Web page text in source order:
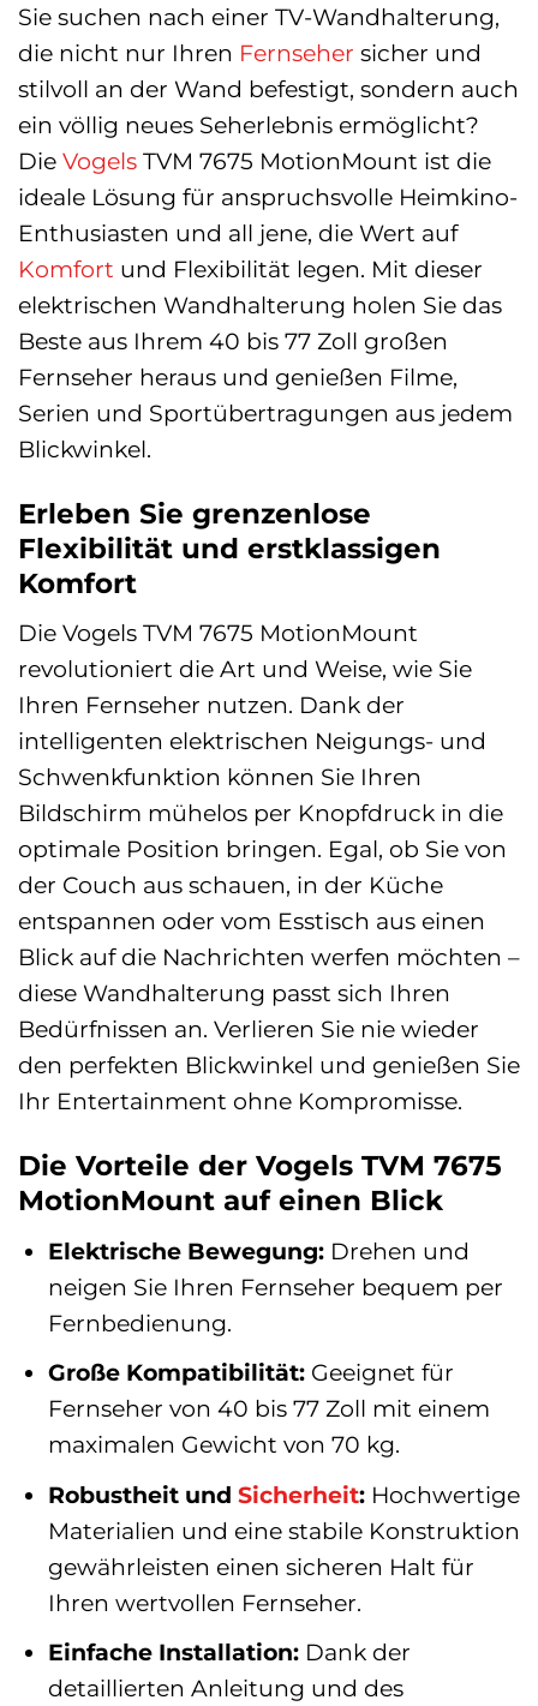
Sie suchen nach einer TV-Wandhalterung,
die nicht nur Ihren Fernseher sicher und
stilvoll an der Wand befestigt, sondern auch
ein völlig neues Seherlebnis ermöglicht?
Die Vogels TVM 7675 MotionMount ist die
ideale Lösung für anspruchsvolle Heimkino-
Enthusiasten und all jene, die Wert auf
Komfort und Flexibilität legen. Mit dieser
elektrischen Wandhalterung holen Sie das
Beste aus Ihrem 40 bis 77 Zoll großen
Fernseher heraus und genießen Filme,
Serien und Sportübertragungen aus jedem
Blickwinkel.
Erleben Sie grenzenlose
Flexibilität und erstklassigen
Komfort
Die Vogels TVM 7675 MotionMount
revolutioniert die Art und Weise, wie Sie
Ihren Fernseher nutzen. Dank der
intelligenten elektrischen Neigungs- und
Schwenkfunktion können Sie Ihren
Bildschirm mühelos per Knopfdruck in die
optimale Position bringen. Egal, ob Sie von
der Couch aus schauen, in der Küche
entspannen oder vom Esstisch aus einen
Blick auf die Nachrichten werfen möchten –
diese Wandhalterung passt sich Ihren
Bedürfnissen an. Verlieren Sie nie wieder
den perfekten Blickwinkel und genießen Sie
Ihr Entertainment ohne Kompromisse.
Die Vorteile der Vogels TVM 7675
MotionMount auf einen Blick
Elektrische Bewegung:Drehen und
neigen Sie Ihren Fernseher bequem per
Fernbedienung.
Große Kompatibilität:Geeignet für
Fernseher von 40 bis 77 Zoll mit einem
maximalen Gewicht von 70 kg.
Robustheit und Sicherheit:Hochwertige
Materialien und eine stabile Konstruktion
gewährleisten einen sicheren Halt für
Ihren wertvollen Fernseher.
Einfache Installation:Dank der
detaillierten Anleitung und des